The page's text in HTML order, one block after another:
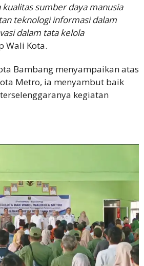
sumber daya manusia
teknologi informasi dalam
dalam tata kelola
Wali Kota.
Bambang menyampaikan atas
Metro, ia menyambut baik
kegiatan